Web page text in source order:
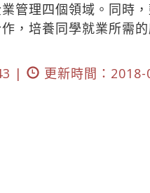
管理四個領域。同時
，培養同學就業所需
|
更新時間：